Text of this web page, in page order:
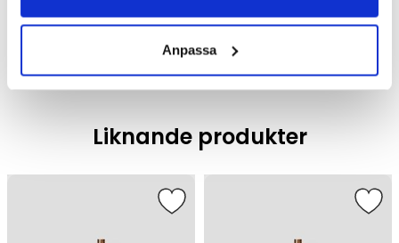
Anpassa
Badrumsmöbler
Liknande produkter